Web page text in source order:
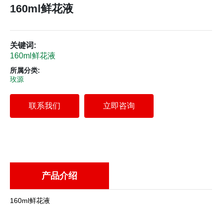
160ml鲜花液
关键词:
160ml鲜花液
所属分类:
玫源
联系我们 立即咨询
产品介绍
160ml鲜花液